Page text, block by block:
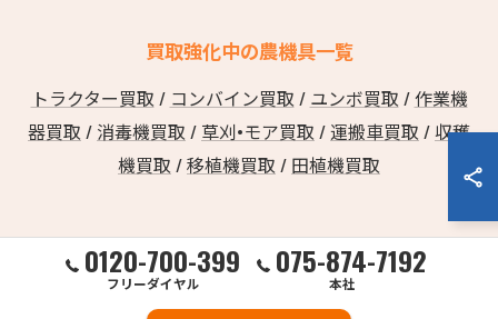
買取強化中の農機具一覧
トラクター買取/ コンバイン買取/ ユンボ買取/作業機
器買取/ 消毒機買取/ 草刈•モア買取/運搬車買取/収穫
機買取/移植機買取/ 田植機買取
0120-700-399
フリーダイヤル
075-874-7192
本社